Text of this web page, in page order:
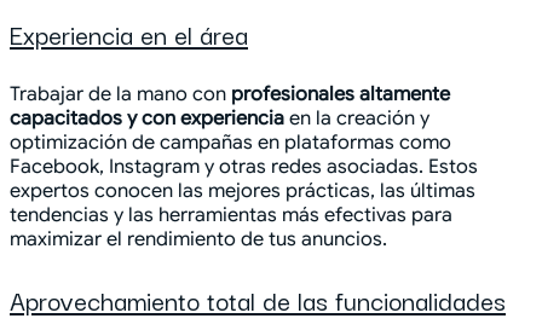
Experiencia en el área
Trabajar de la mano con profesionales altamente
capacitados y con experiencia en la creación y
optimización de campañas en plataformas como
Facebook, Instagram y otras redes asociadas. Estos
expertos conocen las mejores prácticas, las últimas
tendencias y las herramientas más efectivas para
maximizar el rendimiento de tus anuncios.
Aprovechamiento total de las funcionalidades